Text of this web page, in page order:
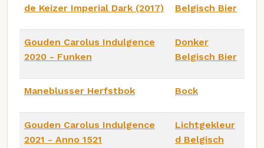
de Keizer Imperial Dark (2017)
Belgisch Bier
Gouden Carolus Indulgence
2020 - Funken
Donker
Belgisch Bier
Maneblusser Herfstbok Bock
Gouden Carolus Indulgence
2021 - Anno 1521
Lichtgekleur
d Belgisch